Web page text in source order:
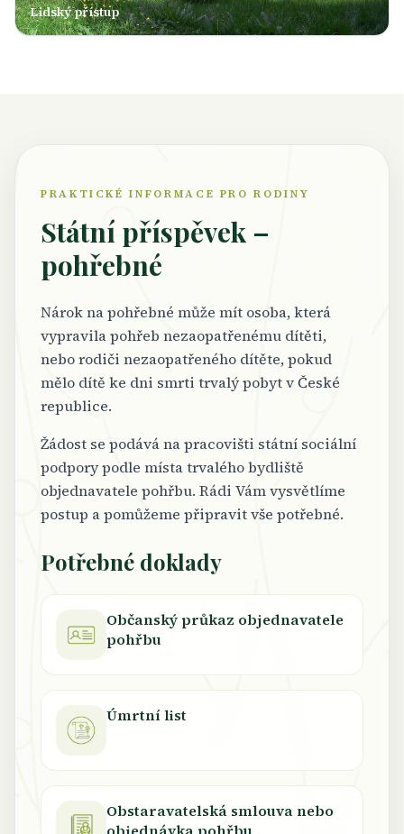
Lidský přístup
PRAKTICKÉ INFORMACE PRO RODINY
Státní příspěvek –
pohřebné
Nárok na pohřebné může mít osoba, která
vypravila pohřeb nezaopatřenému dítěti,
nebo rodiči nezaopatřeného dítěte, pokud
mělo dítě ke dni smrti trvalý pobyt v České
republice.
Žádost se podává na pracovišti státní sociální
podpory podle místa trvalého bydliště
objednavatele pohřbu. Rádi Vám vysvětlíme
postup a pomůžeme připravit vše potřebné.
Potřebné doklady
Občanský průkaz objednavatele
pohřbu
Úmrtní list
Obstaravatelská smlouva nebo